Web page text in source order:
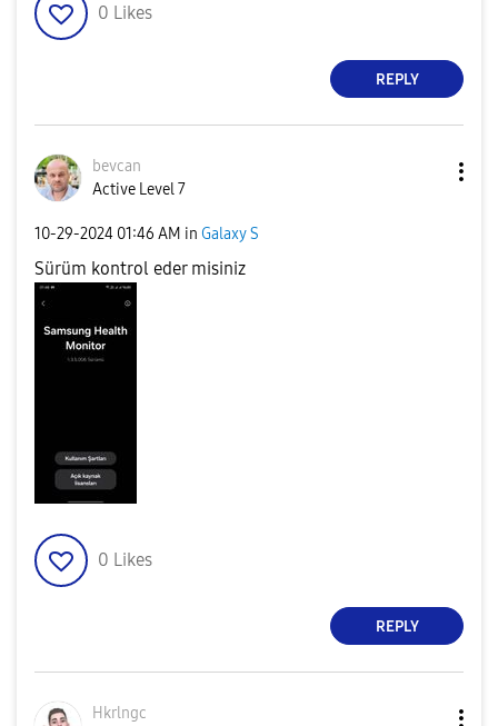
0 Likes
REPLY
bevcan
Active Level 7
‎10-29-2024 01:46 AM in Galaxy S
Sürüm kontrol eder misiniz
0 Likes
REPLY
Hkrlngc